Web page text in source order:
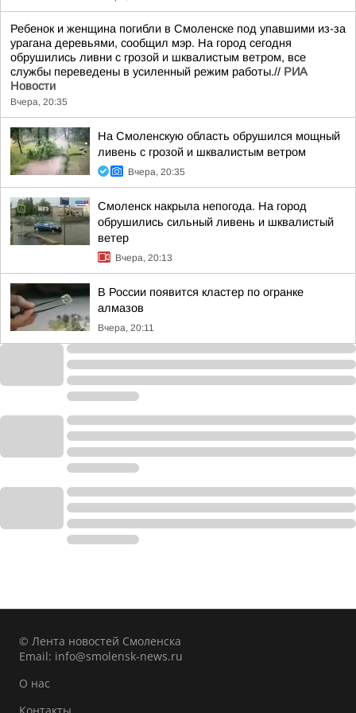
Ребенок и женщина погибли в Смоленске под упавшими из-за
урагана деревьями, сообщил мэр. На город сегодня
обрушились ливни с грозой и шквалистым ветром, все
службы переведены в усиленный режим работы.// РИА
Новости
Вчера, 20:35
На Смоленскую область обрушился мощный
ливень с грозой и шквалистым ветром
Вчера, 20:35
Смоленск накрыла непогода. На город
обрушились сильный ливень и шквалистый
ветер
Вчера, 20:13
В России появится кластер по огранке
алмазов
Вчера, 20:11
© Лента новостей Смоленска
Email: info@smolensk-news.ru
О нас